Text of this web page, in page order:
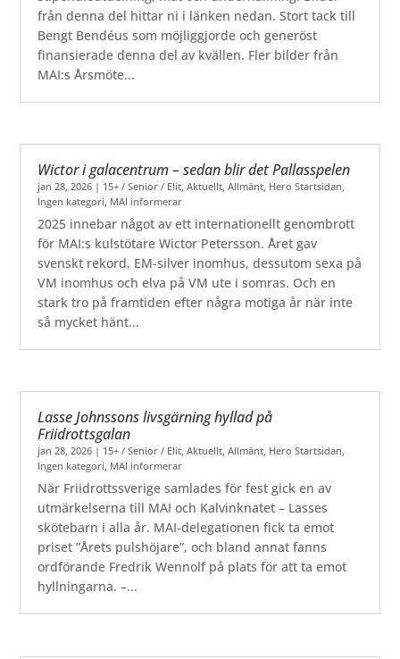
från denna del hittar ni i länken nedan. Stort tack till
Bengt Bendéus som möjliggjorde och generöst
finansierade denna del av kvällen. Fler bilder från
MAI:s Årsmöte...
Wictor i galacentrum – sedan blir det Pallasspelen
jan 28, 2026 | 15+ / Senior / Elit,Aktuellt,Allmänt, Hero Startsidan,
Ingen kategori, MAI informerar
2025 innebar något av ett internationellt genombrott
för MAI:s kulstötare Wictor Petersson. Året gav
svenskt rekord, EM-silver inomhus, dessutom sexa på
VM inomhus och elva på VM ute i somras. Och en
stark tro på framtiden efter några motiga år när inte
så mycket hänt...
Lasse Johnssons livsgärning hyllad på
Friidrottsgalan
jan 28, 2026 | 15+ / Senior / Elit,Aktuellt,Allmänt, Hero Startsidan,
Ingen kategori, MAI informerar
När Friidrottssverige samlades för fest gick en av
utmärkelserna till MAI och Kalvinknatet – Lasses
skötebarn i alla år. MAI-delegationen fick ta emot
priset ”Årets pulshöjare”, och bland annat fanns
ordförande Fredrik Wennolf på plats för att ta emot
hyllningarna. –...